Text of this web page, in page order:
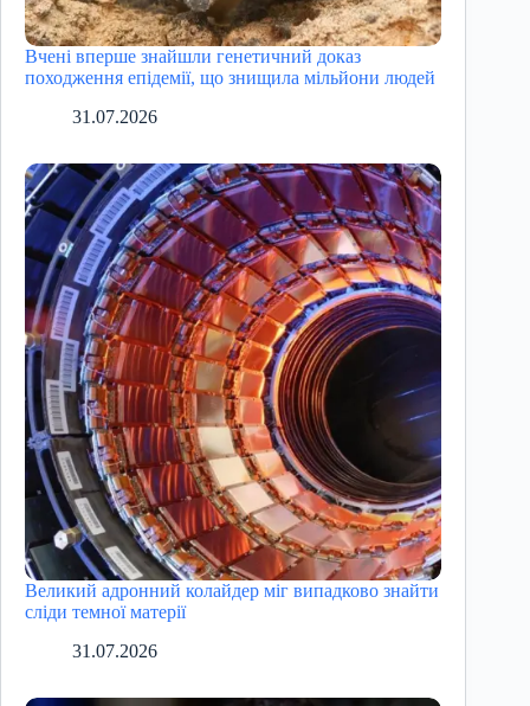
Вчені вперше знайшли генетичний доказ
походження епідемії, що знищила мільйони людей
31.07.2026
Великий адронний колайдер міг випадково знайти
сліди темної матерії
31.07.2026